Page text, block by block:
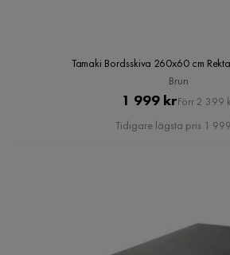
Tamaki Bordsskiva 260x60 cm
Brun
Pris
1 999 krOriginal
Pris
Förr 2 399
Tidigare lägsta pris 1